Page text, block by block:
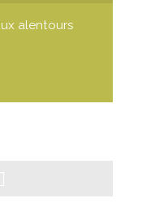
alentours